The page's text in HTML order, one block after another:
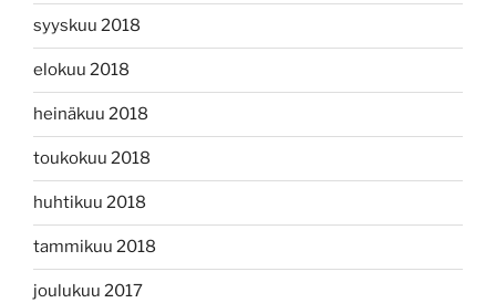
syyskuu 2018
elokuu 2018
heinäkuu 2018
toukokuu 2018
huhtikuu 2018
tammikuu 2018
joulukuu 2017